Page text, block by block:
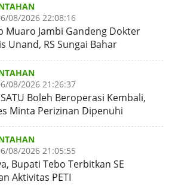
08/2026 22:08:16
Muaro Jambi Gandeng Dokter
Unand, RS Sungai Bahar
Naik Kelas
08/2026 21:26:37
SATU Boleh Beroperasi Kembali,
Minta Perizinan Dipenuhi
08/2026 21:05:55
Bupati Tebo Terbitkan SE
Aktivitas PETI